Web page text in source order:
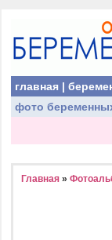
главная |
фото
Главная »